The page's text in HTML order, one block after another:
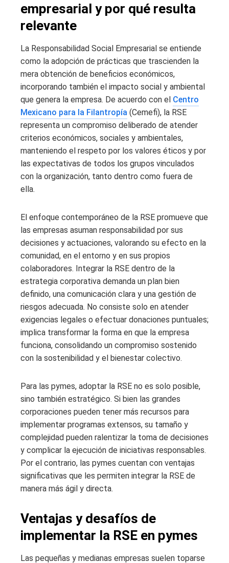
empresarial y por qué resulta
relevante
La Responsabilidad Social Empresarial se entiende
como la adopción de prácticas que trascienden la
mera obtención de beneficios económicos,
incorporando también el impacto social y ambiental
que genera la empresa. De acuerdo con el Centro
Mexicano para la Filantropía (Cemefi), la RSE
representa un compromiso deliberado de atender
criterios económicos, sociales y ambientales,
manteniendo el respeto por los valores éticos y por
las expectativas de todos los grupos vinculados
con la organización, tanto dentro como fuera de
ella.
El enfoque contemporáneo de la RSE promueve que
las empresas asuman responsabilidad por sus
decisiones y actuaciones, valorando su efecto en la
comunidad, en el entorno y en sus propios
colaboradores. Integrar la RSE dentro de la
estrategia corporativa demanda un plan bien
definido, una comunicación clara y una gestión de
riesgos adecuada. No consiste solo en atender
exigencias legales o efectuar donaciones puntuales;
implica transformar la forma en que la empresa
funciona, consolidando un compromiso sostenido
con la sostenibilidad y el bienestar colectivo.
Para las pymes, adoptar la RSE no es solo posible,
sino también estratégico. Si bien las grandes
corporaciones pueden tener más recursos para
implementar programas extensos, su tamaño y
complejidad pueden ralentizar la toma de decisiones
y complicar la ejecución de iniciativas responsables.
Por el contrario, las pymes cuentan con ventajas
significativas que les permiten integrar la RSE de
manera más ágil y directa.
Ventajas y desafíos de
implementar la RSE en pymes
Las pequeñas y medianas empresas suelen toparse